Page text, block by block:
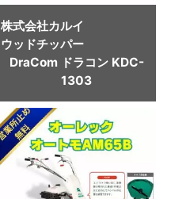
株式会社カルイ
ウッドチッパー
DraCom ドラコン KDC-
1303